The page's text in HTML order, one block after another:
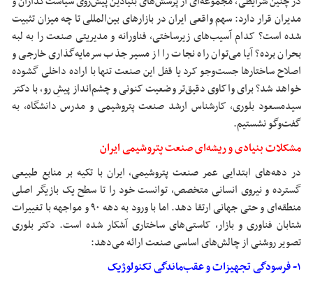
مدیران قرار دارد: سهم واقعی ایران در بازارهای بین‌المللی تا چه میزان تثبیت
شده است؟ کدام آسیب‌های زیرساختی، فناورانهو مدیریتی صنعت را به لبه
بحران برده؟ آیا می‌توان راه نجات را از مسیر جذب سرمایه‌گذاری خارجی و
اصلاح ساختارها جست‌وجو کرد یا قفل این صنعت تنها با اراده داخلی گشوده
خواهد شد؟ برای واکاوی دقیق‌تر وضعیت کنونی و چشم‌انداز پیشِ رو، با دکتر
سیدمسعود بلوری، کارشناس ارشد صنعت پتروشیمی و مدرس دانشگاه، به
گفت‌وگو نشستیم.
مشکلات بنیادی و ریشه‌ای صنعت پتروشیمی ایران
در دهه‌های ابتدایی عمر صنعت پتروشیمی، ایران با تکیه بر منابع طبیعی
گسترده و نیروی انسانی متخصص، توانست خود را تا سطح یک بازیگر اصلی
منطقه‌ای و حتی جهانی ارتقا دهد. اما با ورود به دهه ۹۰ و مواجهه با تغییرات
شتابان فناوری و بازار، کاستی‌های ساختاری آشکار شده است. دکتر بلوری
تصویر روشنی از چالش‌های اساسی صنعت ارائه می‌دهد:
۱- فرسودگی تجهیزات و عقب‌ماندگی تکنولوژیک